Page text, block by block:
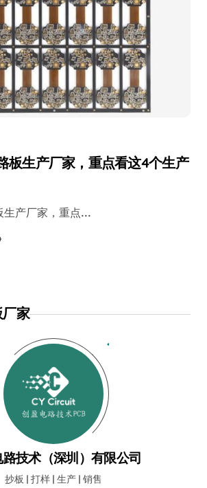
板生产厂家，重点看这4个生产
生产厂家，重点...
家
技术（深圳）有限公司
抄板 | 打样 | 生产 | 销售